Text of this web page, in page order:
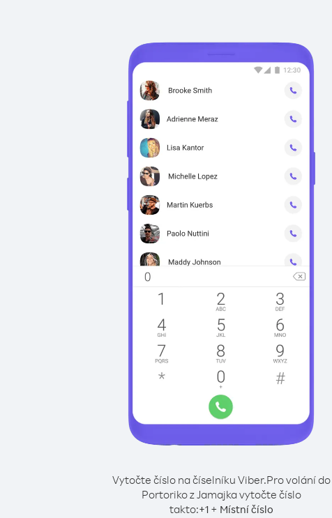
Vytočte číslo na číselníku Viber.Pro volání do
Portoriko z Jamajka vytočte číslo
takto:+1+ Místní číslo